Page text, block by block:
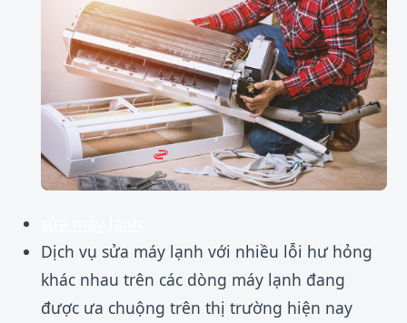
Dịch vụ sửa máy lạnh với nhiều lỗi hư hỏng
khác nhau trên các dòng máy lạnh đang
được ưa chuộng trên thị trường hiện nay